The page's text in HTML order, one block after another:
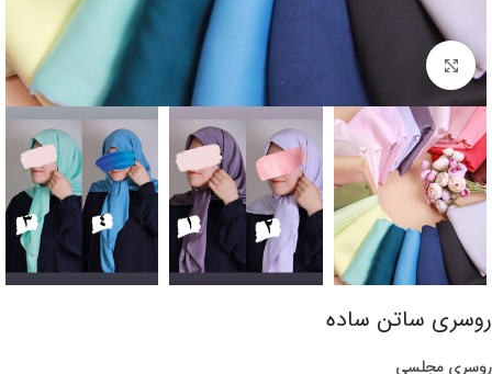
برای بزرگنمایی کلیک کنید
روسری ساتن ساده
روسری مجلسی